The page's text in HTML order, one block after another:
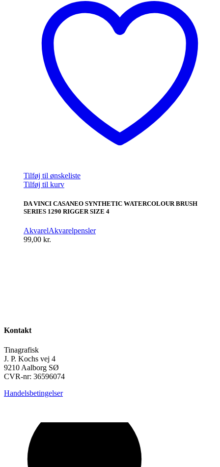
Tilføj til ønskeliste
Tilføj til kurv
DA VINCI CASANEO SYNTHETIC WATERCOLOUR BRUSH
SERIES 1290 RIGGER SIZE 4
AkvarelAkvarelpensler
99,00 kr.
Kontakt
Tinagrafisk
J. P. Kochs vej 4
9210 Aalborg SØ
CVR-nr: 36596074
Handelsbetingelser